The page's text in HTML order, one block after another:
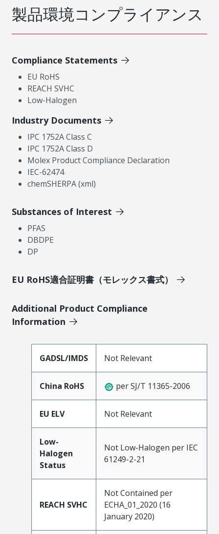
製品環境コンプライアンス
Compliance Statements
EU RoHS
REACH SVHC
Low-Halogen
Industry Documents
IPC 1752A Class C
IPC 1752A Class D
Molex Product Compliance Declaration
IEC-62474
chemSHERPA (xml)
Substances of Interest
PFAS
DBDPE
DP
EU RoHS適合証明書（モレックス書式）
Additional Product Compliance
Information
GADSL/IMDS Not Relevant
China RoHS per SJ/T 11365-2006
EU ELV Not Relevant
Low-
Halogen
Status
Not Low-Halogen per IEC
61249-2-21
REACH SVHC
Not Contained per
ECHA_01_2020 (16
January 2020)